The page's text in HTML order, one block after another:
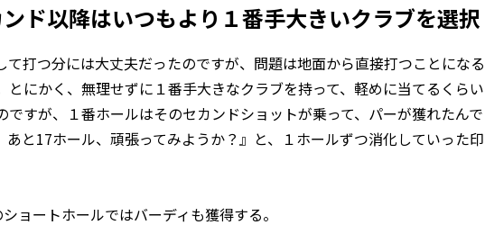
ド以降はいつもより１番手大きいクラブを選択
て打つ分には大丈夫だったのですが、問題は地面から直接打つことになる
とにかく、無理せずに１番手大きなクラブを持って、軽めに当てるくらい
ですが、１番ホールはそのセカンドショットが乗って、パーが獲れたんで
と17ホール、頑張ってみようか？』と、１ホールずつ消化していった印
ョートホールではバーディも獲得する。